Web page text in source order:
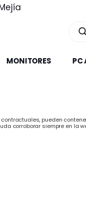
MONITORES PC
pueden
corroborar siempre en la